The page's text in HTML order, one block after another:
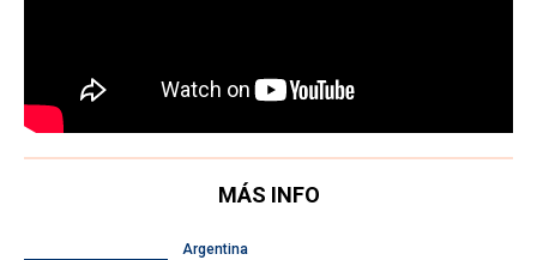
MÁS INFO
Argentina